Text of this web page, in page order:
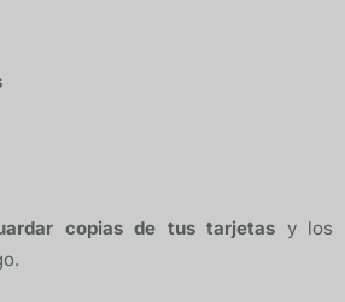
copias de tus tarjetas y los